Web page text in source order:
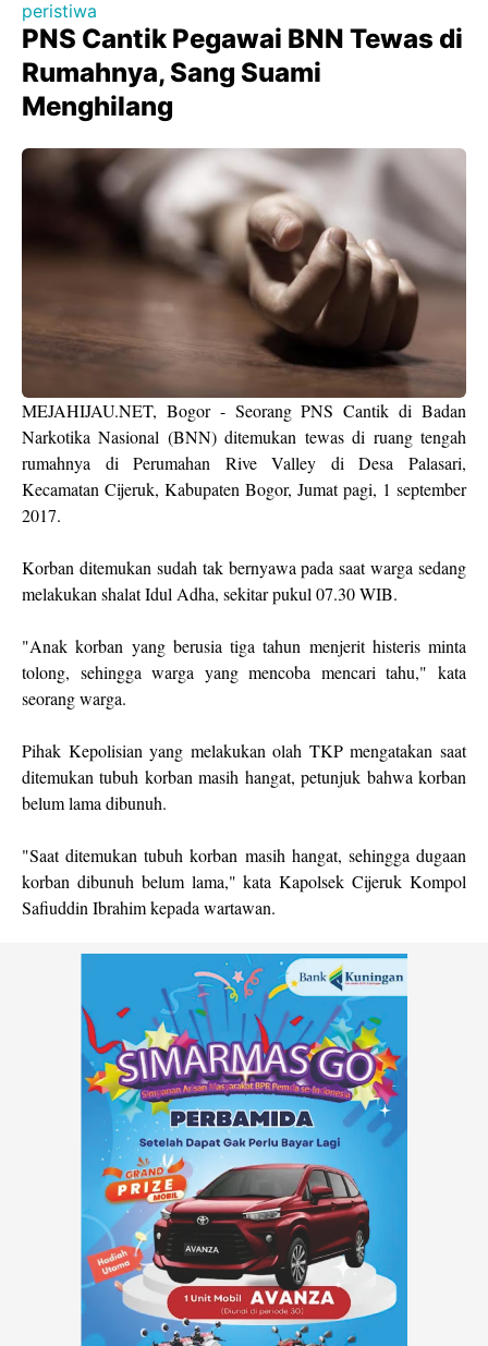
peristiwa
PNS Cantik Pegawai BNN Tewas di
Rumahnya, Sang Suami
Menghilang
MEJAHIJAU.NET, Bogor - Seorang PNS Cantik di Badan
Narkotika Nasional (BNN) ditemukan tewas di ruang tengah
rumahnya di Perumahan Rive Valley di Desa Palasari,
Kecamatan Cijeruk, Kabupaten Bogor, Jumat pagi, 1 september
2017.
Korban ditemukan sudah tak bernyawa pada saat warga sedang
melakukan shalat Idul Adha, sekitar pukul 07.30 WIB.
"Anak korban yang berusia tiga tahun menjerit histeris minta
tolong, sehingga warga yang mencoba mencari tahu," kata
seorang warga.
Pihak Kepolisian yang melakukan olah TKP mengatakan saat
ditemukan tubuh korban masih hangat, petunjuk bahwa korban
belum lama dibunuh.
"Saat ditemukan tubuh korban masih hangat, sehingga dugaan
korban dibunuh belum lama," kata Kapolsek Cijeruk Kompol
Safiuddin Ibrahim kepada wartawan.